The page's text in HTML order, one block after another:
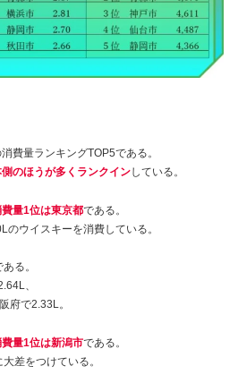
費量ランキングTOP5である。
のほうが多くランクインしている。
量1位は東京都である。
ウイスキーを消費している。
る。
、
府で2.33L。
量1位は新潟市である。
差をつけている。